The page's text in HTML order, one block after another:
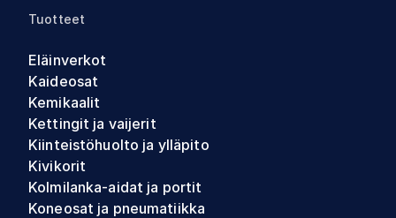
Tuotteet
Eläinverkot
Kaideosat
Kemikaalit
Kettingit ja vaijerit
Kiinteistöhuolto ja ylläpito
Kivikorit
Kolmilanka-aidat ja portit
Koneosat ja pneumatiikka